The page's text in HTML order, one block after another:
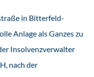
in Bitterfeld-
Anlage als Ganzes zu
Insolvenzverwalter
nach der